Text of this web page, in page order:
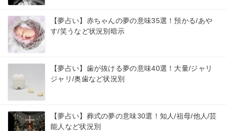
【夢占い】赤ちゃんの夢の意味35選！預かる/あや
す/笑うなど状況別暗示
【夢占い】歯が抜ける夢の意味40選！大量/ジャリ
ジャリ/奥歯など状況別
【夢占い】葬式の夢の意味30選！知人/祖母/他人/芸
能人など状況別